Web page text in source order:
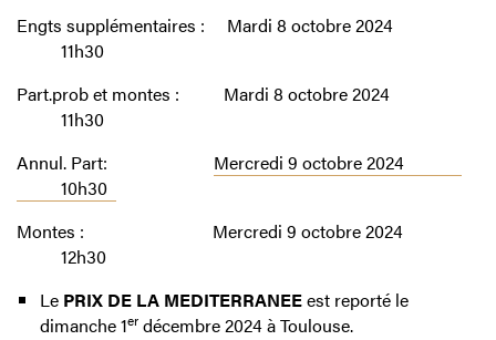
Engts supplémentaires : Mardi 8 octobre 2024
11h30
Part.prob et montes : Mardi 8 octobre 2024
11h30
Annul. Part: Mercredi 9 octobre 2024
10h30
Montes : Mercredi 9 octobre 2024
12h30
Le PRIX DE LA MEDITERRANEEest reporté le
dimanche 1erdécembre 2024 à Toulouse.